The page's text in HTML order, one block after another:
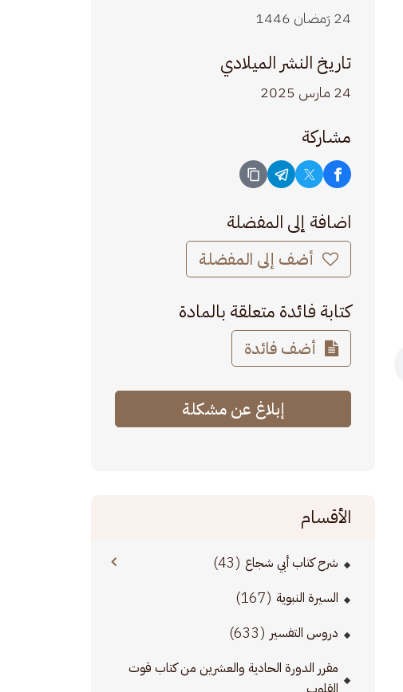
24 رَمضان 1446
تاريخ النشر الميلادي
24 مارس 2025
مشاركة
اضافة إلى المفضلة
أضف إلى المفضلة
كتابة فائدة متعلقة بالمادة
أضف فائدة
إبلاغ عن مشكلة
الأقسام
شرح كتاب أبي شجاع (43)
السيرة النبوية (167)
دروس التفسير (633)
مقرر الدورة الحادية والعشرين من كتاب قوت